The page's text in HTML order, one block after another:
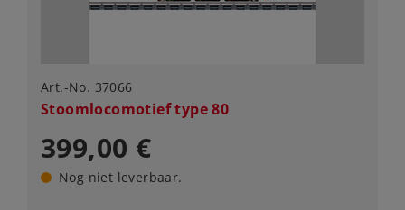
Art.-No. 37066
Stoomlocomotief type 80
399,00 €
Nog niet leverbaar.